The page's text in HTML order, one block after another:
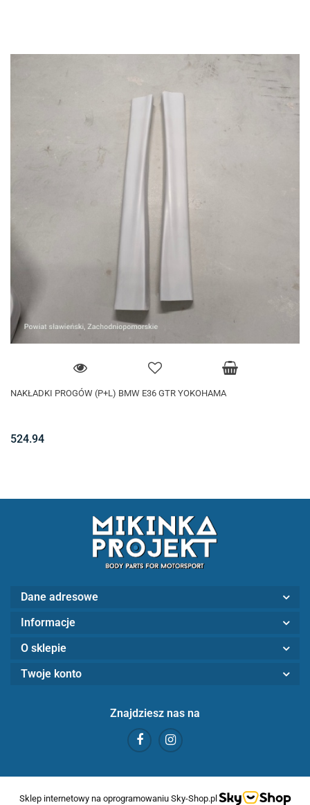
NAKŁADKI PROGÓW (P+L) BMW E36 GTR YOKOHAMA
524.94
Dane adresowe
Informacje
O sklepie
Twoje konto
Znajdziesz nas na
Sklep internetowy na oprogramowaniu Sky-Shop.pl